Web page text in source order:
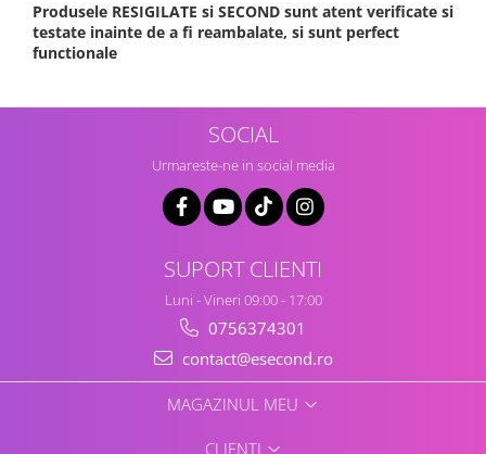
Produsele RESIGILATE si SECOND sunt atent verificate si
testate inainte de a fi reambalate, si sunt perfect
functionale
SOCIAL
Urmareste-ne in social media
SUPORT CLIENTI
Luni - Vineri 09:00 - 17:00
0756374301
contact@esecond.ro
MAGAZINUL MEU
CLIENTI